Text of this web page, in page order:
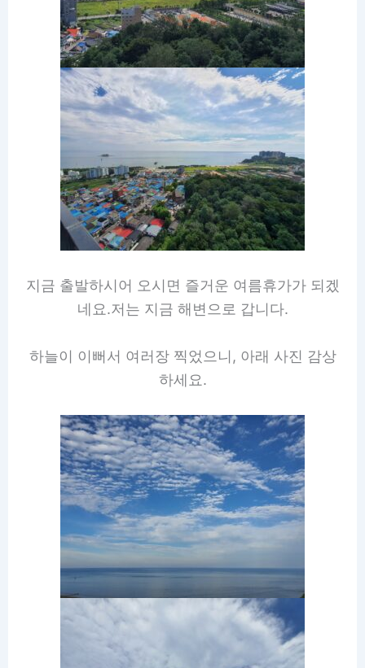
지금 출발하시어 오시면 즐거운 여름휴가가 되겠
네요.저는 지금 해변으로 갑니다.
하늘이 이뻐서 여러장 찍었으니, 아래 사진 감상
하세요.